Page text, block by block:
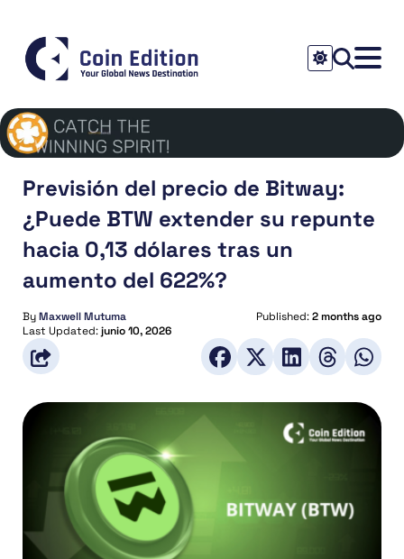
Previsión del precio de Bitway:
¿Puede BTW extender su repunte
hacia 0,13 dólares tras un
aumento del 622%?
ByMaxwell Mutuma Published:2 months ago
Last Updated:junio 10, 2026